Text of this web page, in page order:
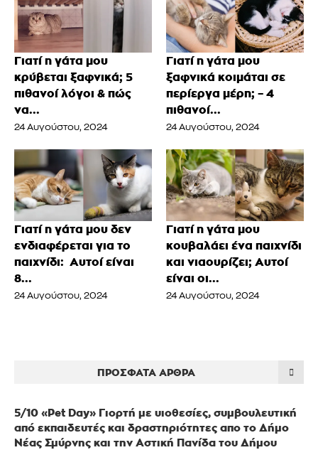
Γιατί η γάτα μου
κρύβεται ξαφνικά; 5
πιθανοί λόγοι & πώς
να...
24 Αυγούστου, 2024
Γιατί η γάτα μου
ξαφνικά κοιμάται σε
περίεργα μέρη; – 4
πιθανοί...
24 Αυγούστου, 2024
Γιατί η γάτα μου δεν
ενδιαφέρεται για το
παιχνίδι: Αυτοί είναι
8...
24 Αυγούστου, 2024
Γιατί η γάτα μου
κουβαλάει ένα παιχνίδι
και νιαουρίζει; Αυτοί
είναι οι...
24 Αυγούστου, 2024
ΠΡΌΣΦΑΤΑ ΆΡΘΡΑ
5/10 «Pet Day» Γιορτή με υιοθεσίες, συμβουλευτική
από εκπαιδευτές και δραστηριότητες απο το Δήμο
Νέας Σμύρνης και την Αστική Πανίδα του Δήμου